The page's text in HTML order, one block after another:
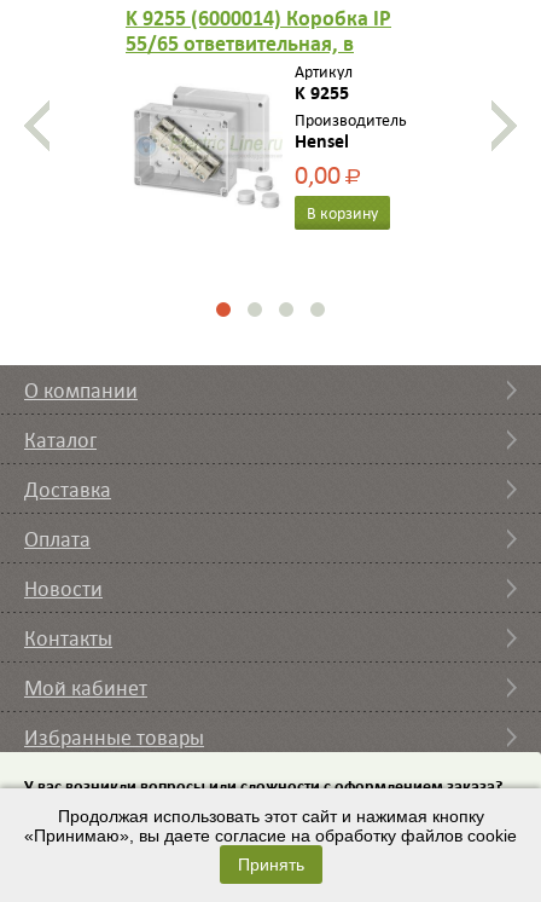
K 9255 (6000014) Коробка IP
55/65 ответвительная, в
комплекте 3 сальника ESM 40,
размер 160х200х98, 5-пол.
клеммник 10-25/35 мм2, 10
вводов M32/40
Артикул
K 9255
Производитель
Hensel
0,00Р
В корзину
О компании
Каталог
Доставка
Оплата
Новости
Контакты
Мой кабинет
Избранные товары
Вы смотрели
© 2007 – 2026 ИП Кононов И.А. | Условия использования
Разработка сайта– ZAYTSEVS.COM
У вас возникли вопросы или сложности с оформлением заказа?
Пришлите на emailсписок требуемого оборудования и мы с вами
свяжемся.
Продолжая использовать этот сайт и нажимая кнопку
«Принимаю», вы даете согласие на обработку файлов cookie
Принять